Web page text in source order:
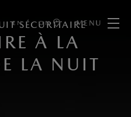
EN ON MENU
SÉCURITAIRE
À LA
LA NUIT